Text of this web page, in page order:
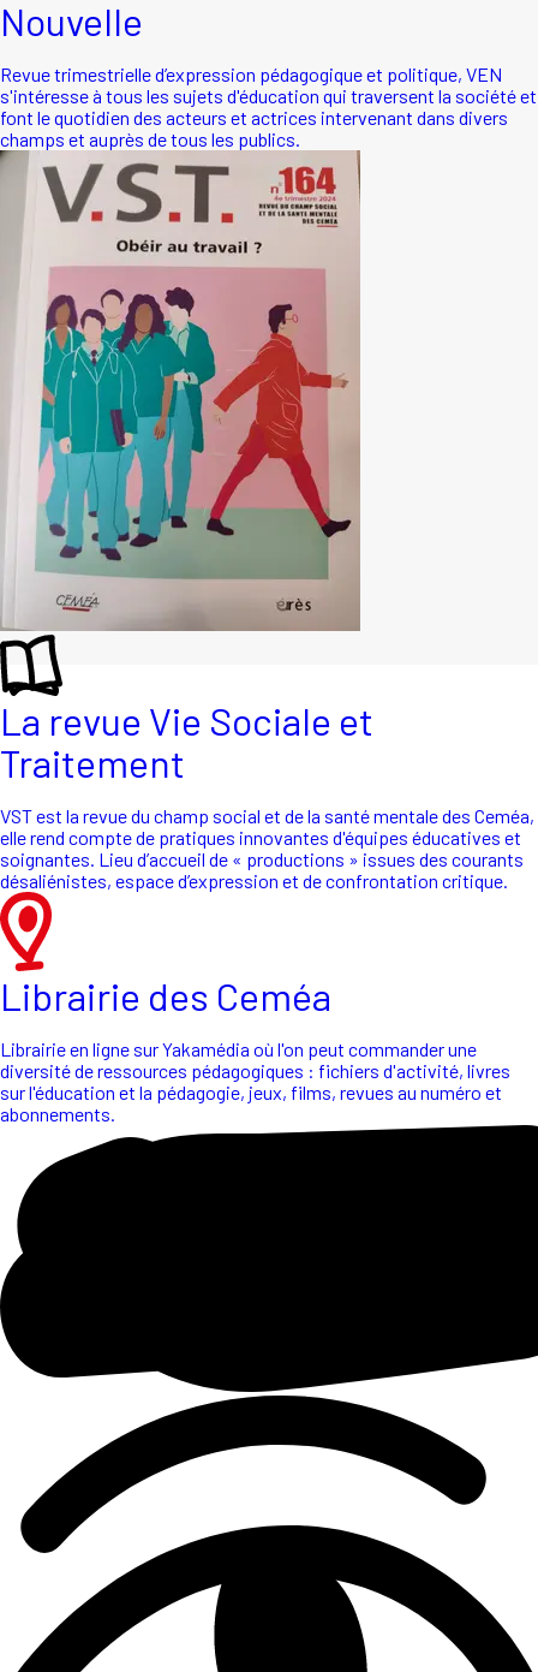
Nouvelle
Revue trimestrielle d’expression pédagogique et politique, VEN
s'intéresse à tous les sujets d'éducation qui traversent la société et
font le quotidien des acteurs et actrices intervenant dans divers
champs et auprès de tous les publics.
La revue Vie Sociale et
Traitement
VST est la revue du champ social et de la santé mentale des Ceméa,
elle rend compte de pratiques innovantes d'équipes éducatives et
soignantes. Lieu d’accueil de « productions » issues des courants
désaliénistes, espace d’expression et de confrontation critique.
Librairie des Ceméa
Librairie en ligne sur Yakamédia où l'on peut commander une
diversité de ressources pédagogiques : fichiers d'activité, livres
sur l'éducation et la pédagogie, jeux, films, revues au numéro et
abonnements.